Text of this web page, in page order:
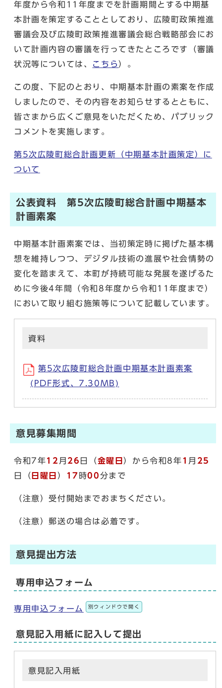
年度から令和11年度までを計画期間とする中期基
本計画を策定することとしており、広陵町政策推進
審議会及び広陵町政策推進審議会総合戦略部会にお
いて計画内容の審議を行ってきたところです（審議
状況等については、 こちら ）。
この度、下記のとおり、中期基本計画の素案を作成
しましたので、その内容をお知らせするとともに、
皆さまから広くご意見をいただくため、パブリック
コメントを実施します。
第5次広陵町総合計画更新（中期基本計画策定）に
ついて
公表資料 第5次広陵町総合計画中期基本
計画素案
中期基本計画素案では、当初策定時に掲げた基本構
想を維持しつつ、デジタル技術の進展や社会情勢の
変化を踏まえて、本町が持続可能な発展を遂げるた
めに今後4年間（令和8年度から令和11年度まで）
において取り組む施策等について記載しています。
資料
第5次広陵町総合計画中期基本計画素案
(PDF形式、7.30MB)
意見募集期間
令和7年12 月 26 日（金曜日 ）から令和8年 1 月 25
日（ 日曜日 ） 17 時00分まで
（注意）受付開始までおまちください。
（注意）郵送の場合は必着です。
意見提出方法
専用申込フォーム
専用申込フォーム 別ウィンドウで開く
意見記入用紙に記入して提出
意見記入用紙